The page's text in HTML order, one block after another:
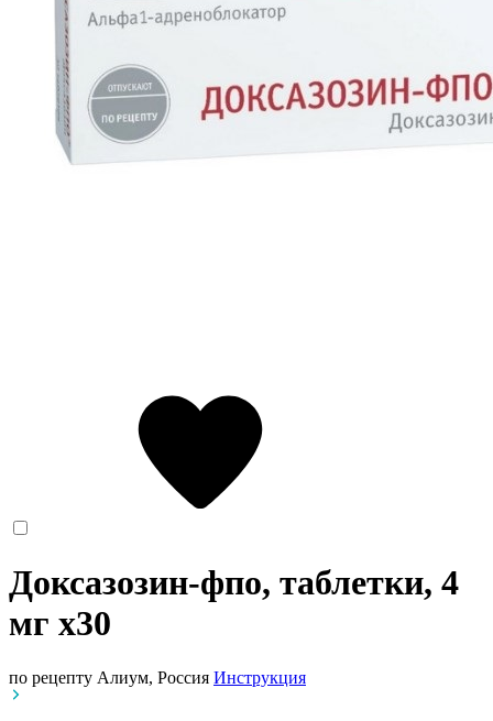
Доксазозин-фпо, таблетки, 4
мг x30
по рецепту Алиум, Россия Инструкция